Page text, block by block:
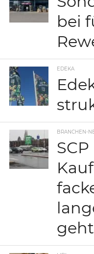
bei
EDEKA
BRANCHEN-